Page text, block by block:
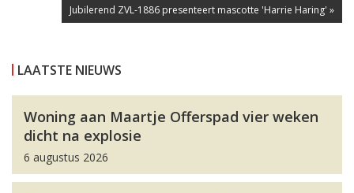
Jubilerend ZVL-1886 presenteert mascotte 'Harrie Haring' »
LAATSTE NIEUWS
Woning aan Maartje Offerspad vier weken
dicht na explosie
6 augustus 2026